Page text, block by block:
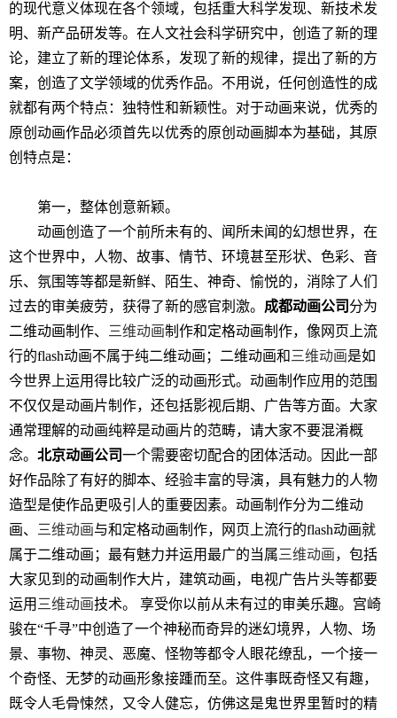
的现代意义体现在各个领域，包括重大科学发现、新技术发
明、新产品研发等。在人文社会科学研究中，创造了新的理
论，建立了新的理论体系，发现了新的规律，提出了新的方
案，创造了文学领域的优秀作品。不用说，任何创造性的成
就都有两个特点：独特性和新颖性。对于动画来说，优秀的
原创动画作品必须首先以优秀的原创动画脚本为基础，其原
创特点是：
第一，整体创意新颖。
动画创造了一个前所未有的、闻所未闻的幻想世界，在
这个世界中，人物、故事、情节、环境甚至形状、色彩、音
乐、氛围等等都是新鲜、陌生、神奇、愉悦的，消除了人们
过去的审美疲劳，获得了新的感官刺激。 成都动画公司 分为
二维动画制作、
三维动画制作和定格动画制作，像网页上流
行的flash动画不属于纯二维动画；二维动画和 三维动画是如
今世界上运用得比较广泛的动画形式。动画制作应用的范围
不仅仅是动画片制作，还包括影视后期、广告等方面。大家
通常理解的动画纯粹是动画片的范畴，请大家不要混淆概
念。 北京动画公司一个需要密切配合的团体活动。因此一部
好作品除了有好的脚本、经验丰富的导演，具有魅力的人物
造型是使作品更吸引人的重要因素。动画制作分为二维动
画、
三维动画与和定格动画制作，网页上流行的flash动画就
属于二维动画；最有魅力并运用最广的当属三维动画，包括
大家见到的动画制作大片，建筑动画，电视广告片头等都要
运用 三维动画技术。 享受你以前从未有过的审美乐趣。宫崎
骏在“千寻”中创造了一个神秘而奇异的迷幻境界，人物、场
景、事物、神灵、恶魔、怪物等都令人眼花缭乱，一个接一
个奇怪、无梦的动画形象接踵而至。这件事既奇怪又有趣，
既令人毛骨悚然，又令人健忘，仿佛这是鬼世界里暂时的精